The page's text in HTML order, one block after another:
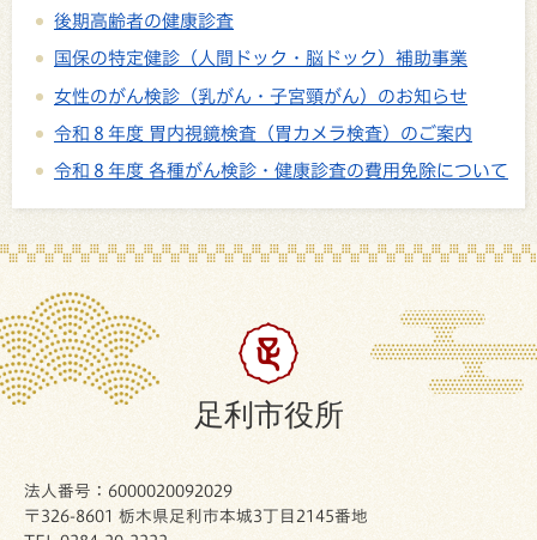
後期高齢者の健康診査
国保の特定健診（人間ドック・脳ドック）補助事業
女性のがん検診（乳がん・子宮頸がん）のお知らせ
令和８年度 胃内視鏡検査（胃カメラ検査）のご案内
令和８年度 各種がん検診・健康診査の費用免除について
足利市役所
法人番号：6000020092029
〒326-8601 栃木県足利市本城3丁目2145番地